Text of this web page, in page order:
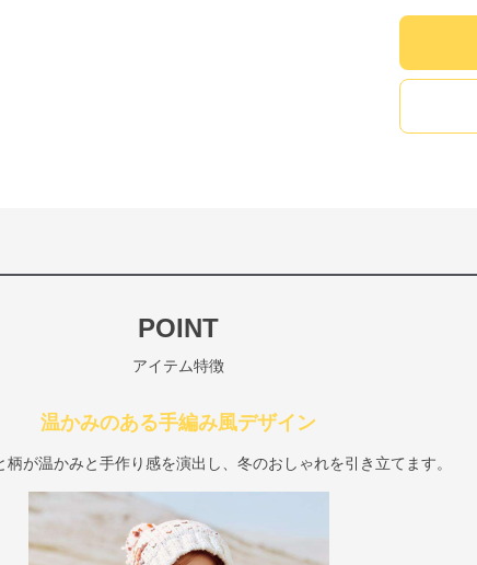
POINT
アイテム特徴
温かみのある手編み風デザイン
柄が温かみと手作り感を演出し、冬のおしゃれを引き立てます。